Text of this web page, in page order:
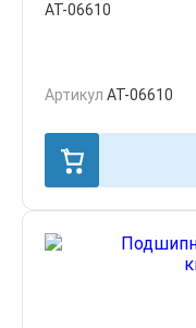
AT-06610
Артикул AT-06610